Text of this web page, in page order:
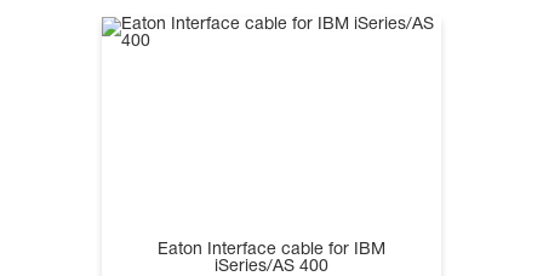
Eaton Interface cable for IBM
iSeries/AS 400